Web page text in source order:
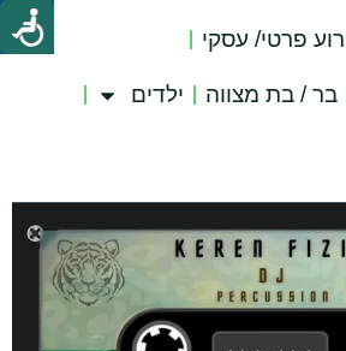
פרטי/ עסקי
בר / בת מצווה ילדים